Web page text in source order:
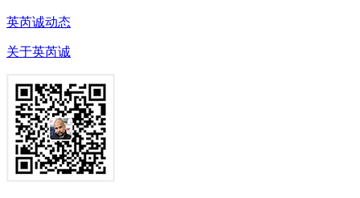
英芮诚动态
关于英芮诚